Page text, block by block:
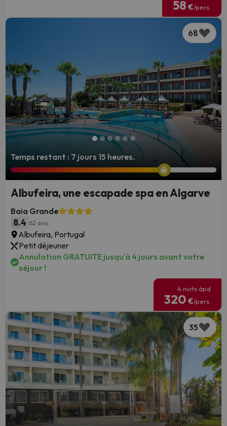
58 €/pers.
Temps restant : 7 jours 15 heures.
68
Albufeira, une escapade spa en Algarve
Baia Grande
8.4 62 avis
Albufeira, Portugal
Petit déjeuner
Annulation GRATUITE jusqu'à 4 jours avant votre
séjour !
4 nuits àpd
320 €/pers.
35